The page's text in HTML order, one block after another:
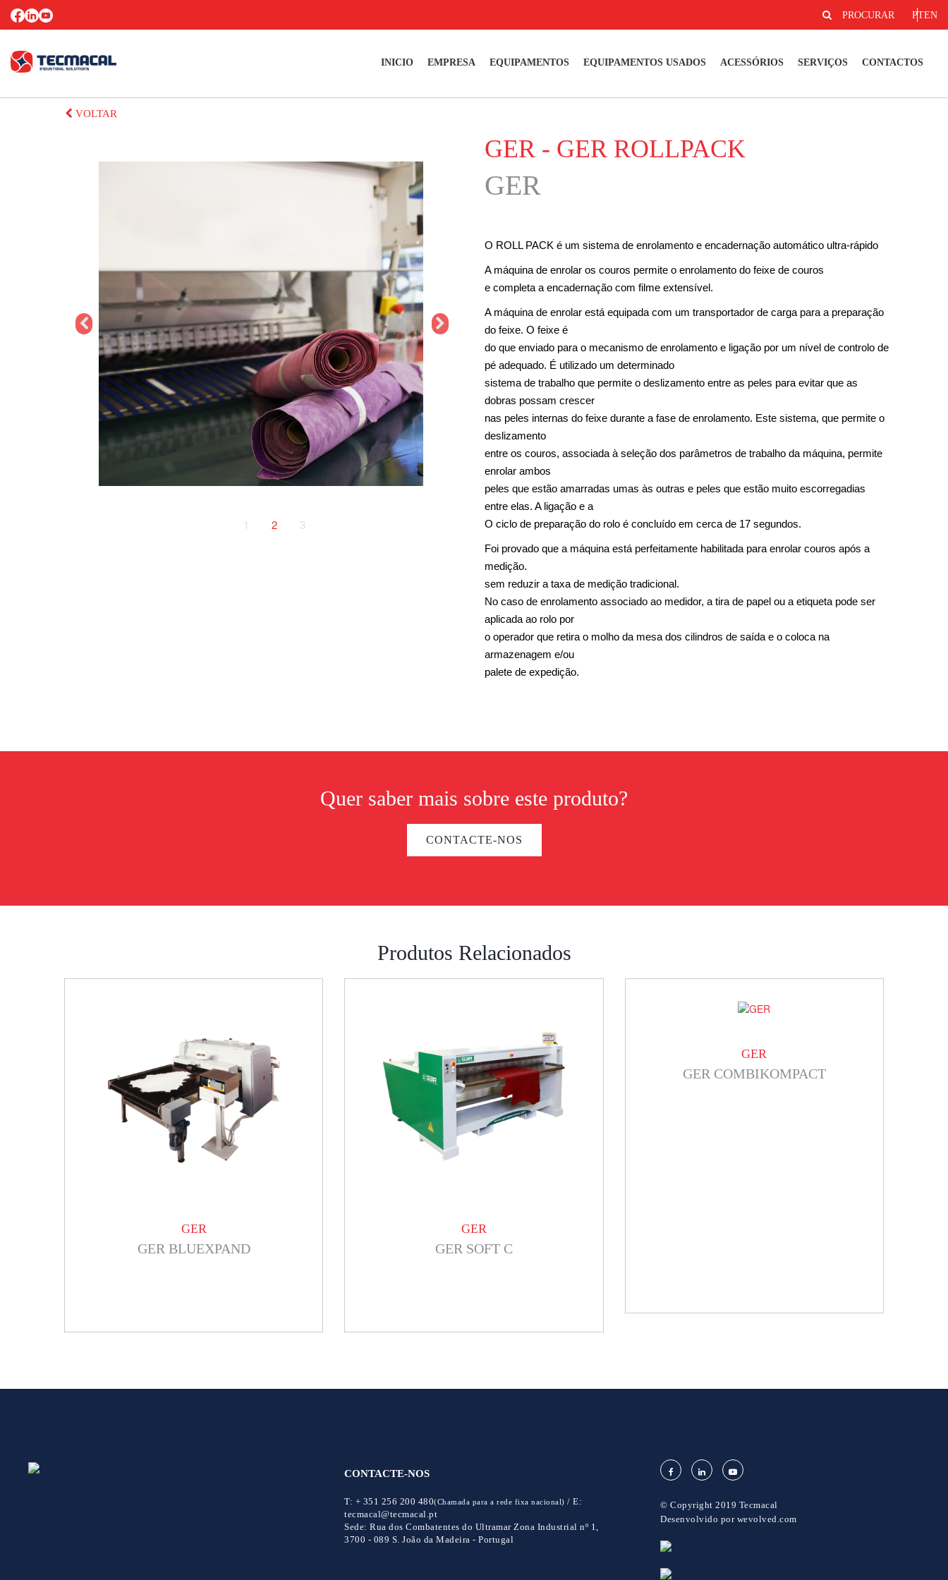
EN
PT
PROCURAR
INICIO EMPRESA EQUIPAMENTOS EQUIPAMENTOS USADOS ACESSÓRIOS SERVIÇOS CONTACTOS
VOLTAR
1 2 3
GER - GER ROLLPACK
GER
O ROLL PACK é um sistema de enrolamento e encadernação automático ultra-rápido
A máquina de enrolar os couros permite o enrolamento do feixe de couros
e completa a encadernação com filme extensível.
A máquina de enrolar está equipada com um transportador de carga para a preparação
do feixe. O feixe é
do que enviado para o mecanismo de enrolamento e ligação por um nível de controlo de
pé adequado. É utilizado um determinado
sistema de trabalho que permite o deslizamento entre as peles para evitar que as
dobras possam crescer
nas peles internas do feixe durante a fase de enrolamento. Este sistema, que permite o
deslizamento
entre os couros, associada à seleção dos parâmetros de trabalho da máquina, permite
enrolar ambos
peles que estão amarradas umas às outras e peles que estão muito escorregadias
entre elas. A ligação e a
O ciclo de preparação do rolo é concluído em cerca de 17 segundos.
Foi provado que a máquina está perfeitamente habilitada para enrolar couros após a
medição.
sem reduzir a taxa de medição tradicional.
No caso de enrolamento associado ao medidor, a tira de papel ou a etiqueta pode ser
aplicada ao rolo por
o operador que retira o molho da mesa dos cilindros de saída e o coloca na
armazenagem e/ou
palete de expedição.
Quer saber mais sobre este produto?
CONTACTE-NOS
Produtos Relacionados
GER
GER BLUEXPAND
GER
GER SOFT C
GER
GER COMBIKOMPACT
CONTACTE-NOS
T: + 351 256 200 480(Chamada para a rede fixa nacional) /E:
tecmacal@tecmacal.pt
Sede: Rua dos Combatentes do Ultramar Zona Industrial nº 1,
3700 - 089 S. João da Madeira - Portugal
© Copyright 2019 Tecmacal
Desenvolvido por wevolved.com